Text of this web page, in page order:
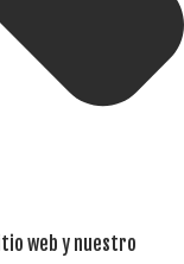
web y nuestro